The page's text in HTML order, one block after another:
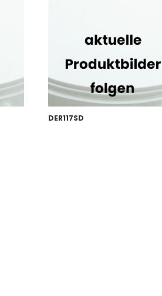
DER117SD